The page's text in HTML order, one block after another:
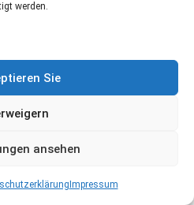
werden.
Sie
ansehen
Impressum